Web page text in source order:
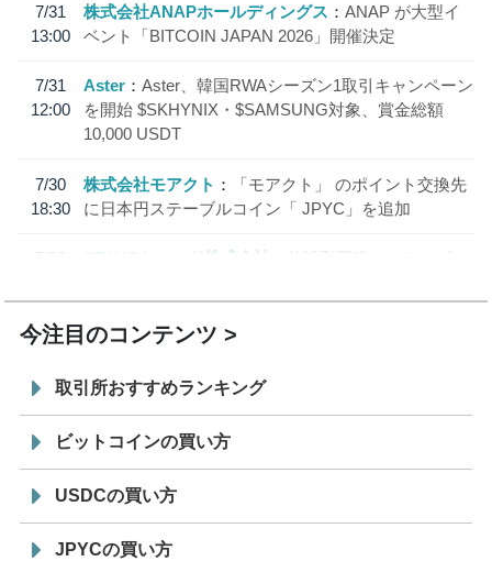
7/31
13:00
株式会社ANAPホールディングス
ANAP が大型イ
ベント「BITCOIN JAPAN 2026」開催決定
7/31
12:00
Aster
Aster、韓国RWAシーズン1取引キャンペーン
を開始 $SKHYNIX・$SAMSUNG対象、賞金総額
10,000 USDT
7/30
18:30
株式会社モアクト
「モアクト」 のポイント交換先
に日本円ステーブルコイン「 JPYC」を追加
7/29
SBI VCトレード株式会社
信託型円建てステーブル
今注目のコンテンツ
取引所おすすめランキング
ビットコインの買い方
USDCの買い方
JPYCの買い方